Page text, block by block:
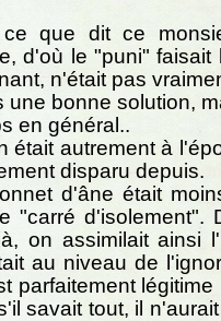
ce que dit ce
d'où le "puni" faisait
n'était pas
une bonne solution,
en général..
était autrement à
disparu depuis.
d'âne était
"carré d'isolement".
on assimilait ainsi
au niveau de
parfaitement
savait tout, il